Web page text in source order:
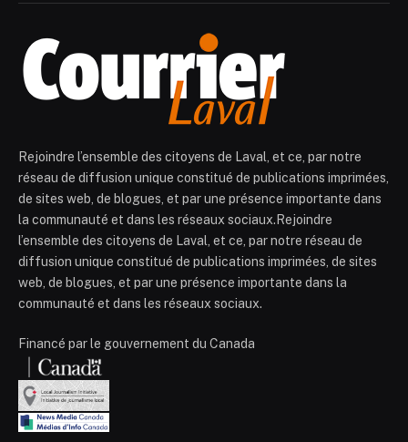
Rejoindre l’ensemble des citoyens de Laval, et ce, par notre
réseau de diffusion unique constitué de publications imprimées,
de sites web, de blogues, et par une présence importante dans
la communauté et dans les réseaux sociaux.Rejoindre
l’ensemble des citoyens de Laval, et ce, par notre réseau de
diffusion unique constitué de publications imprimées, de sites
web, de blogues, et par une présence importante dans la
communauté et dans les réseaux sociaux.
Financé par le gouvernement du Canada